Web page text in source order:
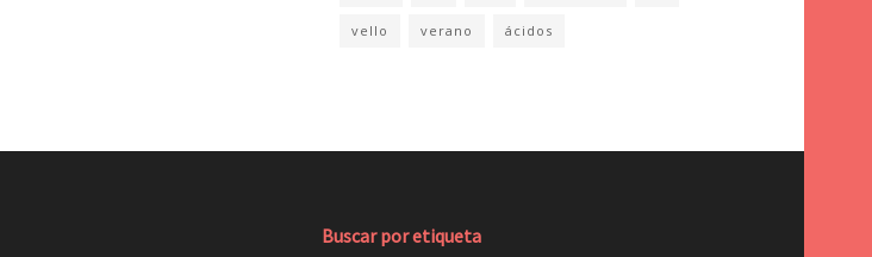
vello verano ácidos
Buscar por etiqueta